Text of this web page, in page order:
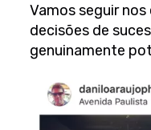
Vamos seguir
decisões de
genuinamente